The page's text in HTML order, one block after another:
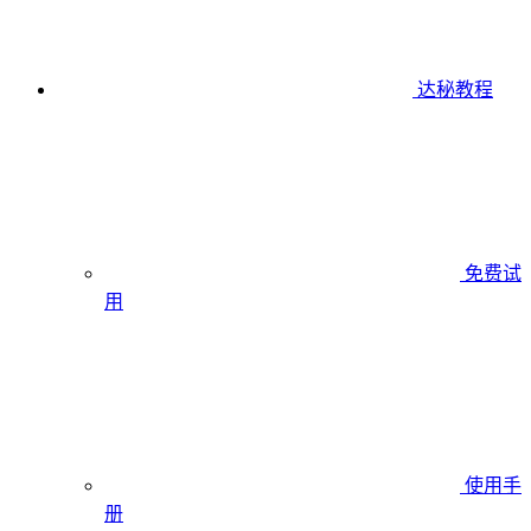
达秘教程
免费试
用
使用手
册